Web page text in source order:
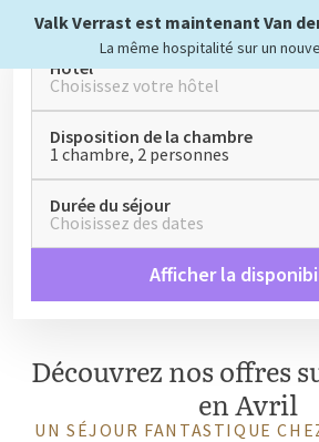
Valk Verrast est maintenant Van
La même hospitalité sur un
Hôtel
Choisissez votre hôtel
Disposition de la chambre
1 chambre, 2 personnes
Durée du séjour
Choisissez des dates
Afficher la
Découvrez nos offres
en Avril
UN SÉJOUR FANTASTIQUE